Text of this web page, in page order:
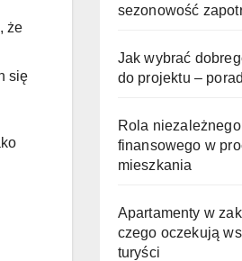
że
się
sezonowość
Jak wybrać
do projektu –
Rola
finansowego w
mieszkania
Apartamenty w
czego oczekują
turyści